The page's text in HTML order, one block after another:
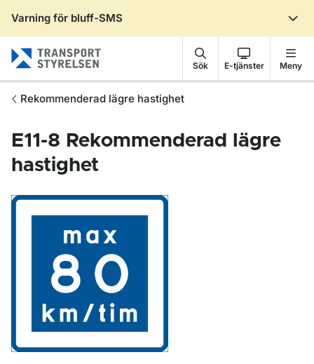
Varning för bluff-SMS
Sök E-tjänster Meny
Rekommenderad lägre hastighet
E11-8 Rekommenderad lägre
hastighet